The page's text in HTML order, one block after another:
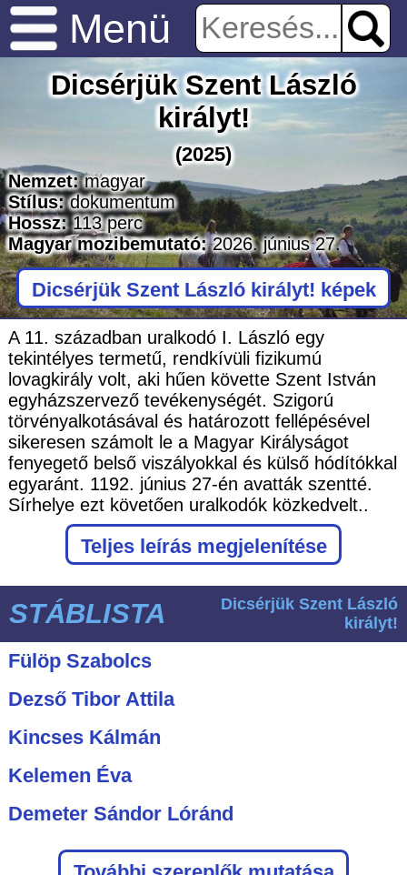
Menü
Dicsérjük Szent László
királyt!
(2025)
Nemzet: magyar
Stílus: dokumentum
Hossz: 113perc
Magyar mozibemutató:2026. június 27.
Dicsérjük Szent László királyt! képek
A 11. században uralkodó I. László egy
tekintélyes termetű, rendkívüli fizikumú
lovagkirály volt, aki hűen követte Szent István
egyházszervező tevékenységét. Szigorú
törvényalkotásával és határozott fellépésével
sikeresen számolt le a Magyar Királyságot
fenyegető belső viszályokkal és külső hódítókkal
egyaránt. 1192. június 27-én avatták szentté.
Sírhelye ezt követően uralkodók közkedvelt..
Teljes leírás megjelenítése
STÁBLISTA
Dicsérjük Szent László
királyt!
Fülöp Szabolcs
Dezső Tibor Attila
Kincses Kálmán
Kelemen Éva
Demeter Sándor Lóránd